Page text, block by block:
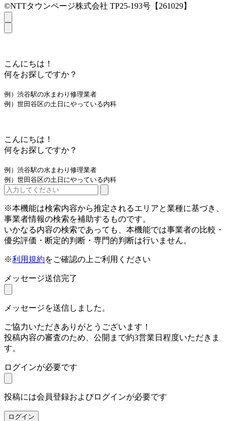
©NTTタウンページ株式会社 TP25-193号【261029】
こんにちは！
何をお探しですか？
例）渋谷駅の水まわり修理業者
例）世田谷区の土日にやっている内科
こんにちは！
何をお探しですか？
例）渋谷駅の水まわり修理業者
例）世田谷区の土日にやっている内科
※本機能は検索内容から推定されるエリアと業種に基づき、
事業者情報の検索を補助するものです。
いかなる内容の検索であっても、本機能では事業者の比較・
優劣評価・断定的判断・専門的判断は行いません。
※利用規約をご確認の上ご利用ください
メッセージ送信完了
メッセージを送信しました。
ご協力いただきありがとうございます！
投稿内容の審査のため、公開まで約3営業日程度いただきま
す。
ログインが必要です
投稿には会員登録およびログインが必要です
ログイン